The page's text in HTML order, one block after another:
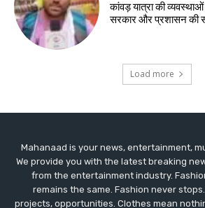
कांवड़ यात्रा की
सरकार और प्रशासन की
Load more
Mahanaad is your news, entertainment,
We provide you with the latest breaking
from the entertainment industry.
remains the same. Fashion never
projects, opportunities. Clothes mean